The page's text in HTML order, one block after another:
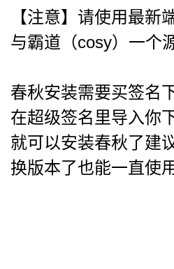
【注意】请使用最新
与霸道（cosy）一个
春秋安装需要买签名
在超级签名里导入你
就可以安装春秋了建
换版本了也能一直使